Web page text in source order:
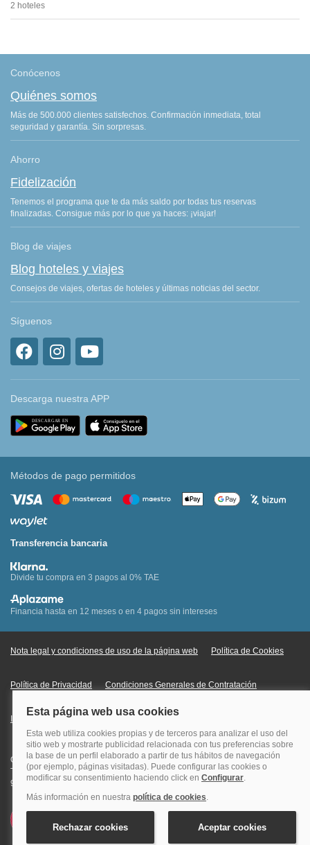
2 hoteles
Conócenos
Quiénes somos
Más de 500.000 clientes satisfechos. Confirmación inmediata, total
seguridad y garantía. Sin sorpresas.
Ahorro
Fidelización
Tenemos el programa que te da más saldo por todas tus reservas
finalizadas. Consigue más por lo que ya haces: ¡viajar!
Blog de viajes
Blog hoteles y viajes
Consejos de viajes, ofertas de hoteles y últimas noticias del sector.
Síguenos
Descarga nuestra APP
Métodos de pago permitidos
Transferencia bancaria
Divide tu compra en 3 pagos al 0% TAE
Financia hasta en 12 meses o en 4 pagos sin intereses
Nota legal y condiciones de uso de la página web Política de Cookies
Política de Privacidad Condiciones Generales de Contratación
Información Legal sobre Mercados en Línea
Quehoteles.com - Especialistas en hoteles © Copyright Veturis Travel S.A.
Todos los derechos reservados. Autorización nº I-AV0000879.4 Tel: +34
915759999